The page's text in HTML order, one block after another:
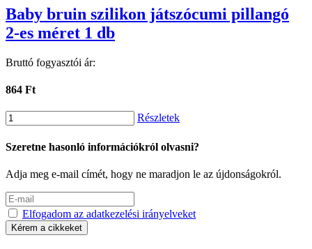
Baby bruin szilikon játszócumi pillangó
2-es méret 1 db
Bruttó fogyasztói ár:
864 Ft
Részletek
Szeretne hasonló információkról olvasni?
Adja meg e-mail címét, hogy ne maradjon le az újdonságokról.
Elfogadom az adatkezelési irányelveket
Kérem a cikkeket